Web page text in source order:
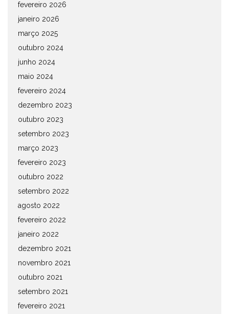
fevereiro 2026
janeiro 2026
março 2025
outubro 2024
junho 2024
maio 2024
fevereiro 2024
dezembro 2023
outubro 2023
setembro 2023
março 2023
fevereiro 2023
outubro 2022
setembro 2022
agosto 2022
fevereiro 2022
janeiro 2022
dezembro 2021
novembro 2021
outubro 2021
setembro 2021
fevereiro 2021